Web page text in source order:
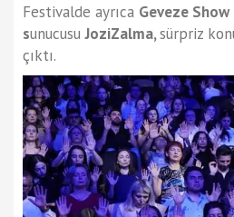
Festivalde ayrıca Geveze Show
sunucusuJoziZalma,sürpriz
çıktı.